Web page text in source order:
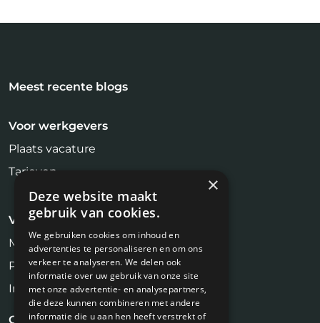
Meest recente blogs
Voor werkgevers
Plaats vacature
Tarieven
Voor kandidaten
Makelaar Vacatures
Profiel aanmaken
Inschrijven Job Alert
Contact
×
Deze website maakt
gebruik van cookies.
We gebruiken cookies om inhoud en
advertenties te personaliseren en om ons
verkeer te analyseren. We delen ook
informatie over uw gebruik van onze site
met onze advertentie- en analysepartners,
die deze kunnen combineren met andere
informatie die u aan hen heeft verstrekt of